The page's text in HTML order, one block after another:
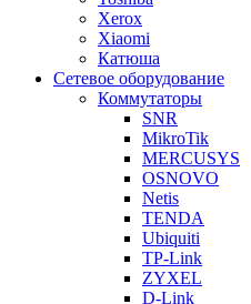
Xerox
Xiaomi
Катюша
Сетевое оборудование
Коммутаторы
SNR
MikroTik
MERCUSYS
OSNOVO
Netis
TENDA
Ubiquiti
TP-Link
ZYXEL
D-Link